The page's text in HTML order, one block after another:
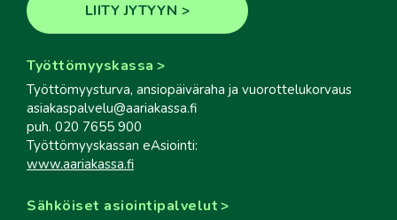
LIITY JYTYYN
Työttömyyskassa
Työttömyysturva, ansiopäiväraha ja vuorottelukorvaus
asiakaspalvelu@aariakassa.fi
puh. 020 7655 900
Työttömyyskassan eAsiointi:
www.aariakassa.fi
Sähköiset asiointipalvelut